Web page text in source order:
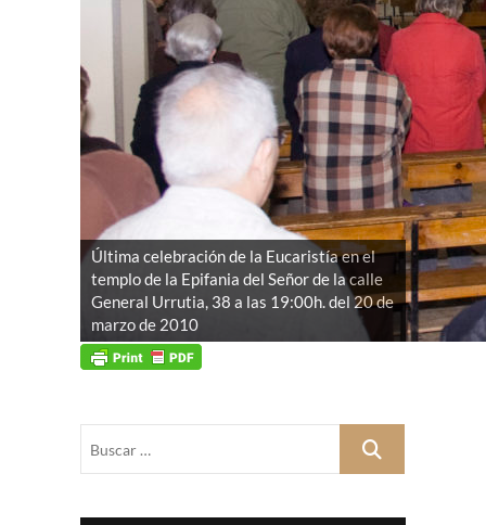
Última celebración de la Eucaristía en el
templo de la Epifania del Señor de la calle
General Urrutia, 38 a las 19:00h. del 20 de
marzo de 2010
Buscar